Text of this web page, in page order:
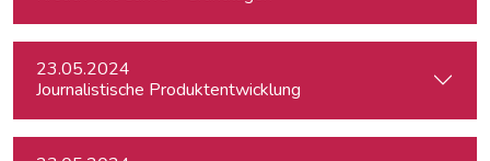
23.05.2024
Journalistische Produktentwicklung